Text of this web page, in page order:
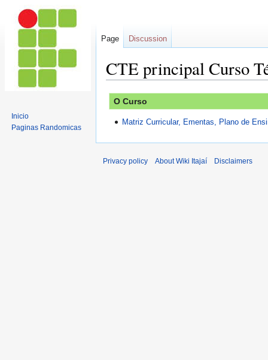
CTE principal Curso
Jump
to
navigation
Jump
to
search
O Curso
Matriz Curricular, Ementas, Plano de
Page Discussion
Inicio
Paginas Randomicas
Privacy policy About Wiki Itajaí Disclaimers